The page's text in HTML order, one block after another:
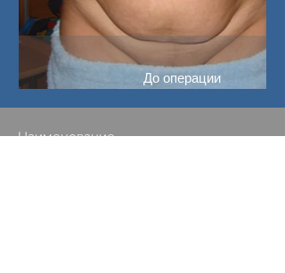
До операции
Наименование